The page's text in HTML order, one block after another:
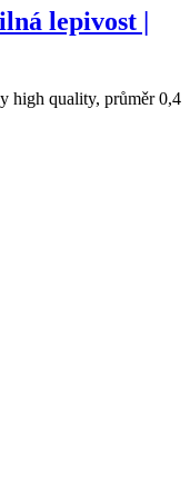
lepivost |
high quality, průměr 0,4